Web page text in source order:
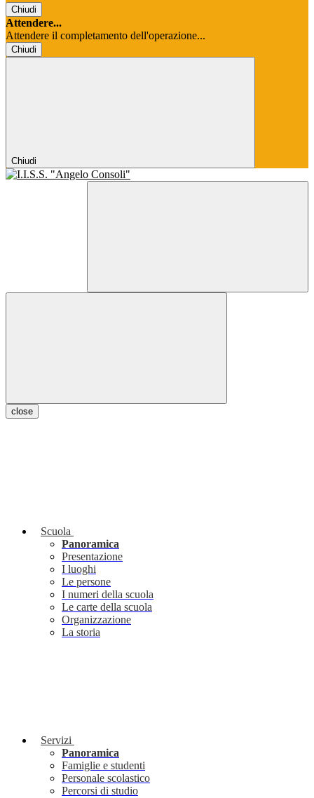
Chiudi
Attendere...
Attendere il completamento dell'operazione...
Chiudi
Chiudi
close
Scuola
Panoramica
Presentazione
I luoghi
Le persone
I numeri della scuola
Le carte della scuola
Organizzazione
La storia
Servizi
Panoramica
Famiglie e studenti
Personale scolastico
Percorsi di studio